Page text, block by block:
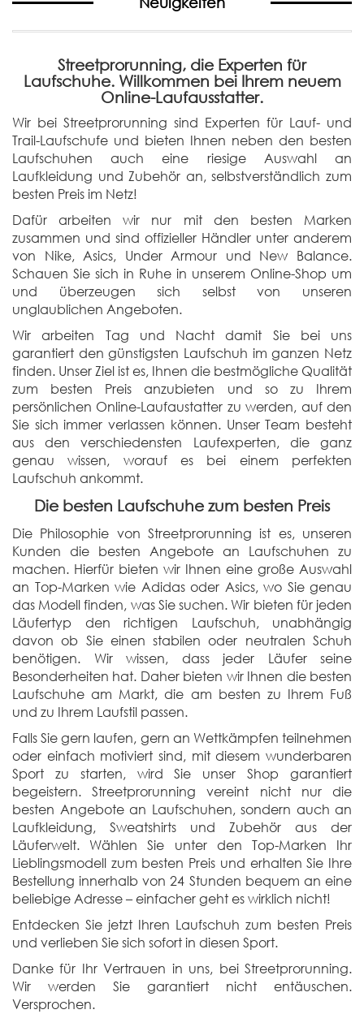
Streetprorunning, die Experten für
Laufschuhe. Willkommen bei Ihrem neuem
Online-Laufausstatter.
Wir bei Streetprorunning sind Experten für Lauf- und
Trail-Laufschufe und bieten Ihnen neben den besten
Laufschuhen auch eine riesige Auswahl an
Laufkleidung und Zubehör an, selbstverständlich zum
besten Preis im Netz!
Dafür arbeiten wir nur mit den besten Marken
zusammen und sind offizieller Händler unter anderem
von Nike, Asics, Under Armour und New Balance.
Schauen Sie sich in Ruhe in unserem Online-Shop um
und überzeugen sich selbst von unseren
unglaublichen Angeboten.
Wir arbeiten Tag und Nacht damit Sie bei uns
garantiert den günstigsten Laufschuh im ganzen Netz
finden. Unser Ziel ist es, Ihnen die bestmögliche Qualität
zum besten Preis anzubieten und so zu Ihrem
persönlichen Online-Laufaustatter zu werden, auf den
Sie sich immer verlassen können. Unser Team besteht
aus den verschiedensten Laufexperten, die ganz
genau wissen, worauf es bei einem perfekten
Laufschuh ankommt.
Die besten Laufschuhe zum besten Preis
Die Philosophie von Streetprorunning ist es, unseren
Kunden die besten Angebote an Laufschuhen zu
machen. Hierfür bieten wir Ihnen eine große Auswahl
an Top-Marken wie Adidas oder Asics, wo Sie genau
das Modell finden, was Sie suchen. Wir bieten für jeden
Läufertyp den richtigen Laufschuh, unabhängig
davon ob Sie einen stabilen oder neutralen Schuh
benötigen. Wir wissen, dass jeder Läufer seine
Besonderheiten hat. Daher bieten wir Ihnen die besten
Laufschuhe am Markt, die am besten zu Ihrem Fuß
und zu Ihrem Laufstil passen.
Falls Sie gern laufen, gern an Wettkämpfen teilnehmen
oder einfach motiviert sind, mit diesem wunderbaren
Sport zu starten, wird Sie unser Shop garantiert
begeistern. Streetprorunning vereint nicht nur die
besten Angebote an Laufschuhen, sondern auch an
Laufkleidung, Sweatshirts und Zubehör aus der
Läuferwelt. Wählen Sie unter den Top-Marken Ihr
Lieblingsmodell zum besten Preis und erhalten Sie Ihre
Bestellung innerhalb von 24 Stunden bequem an eine
beliebige Adresse – einfacher geht es wirklich nicht!
Entdecken Sie jetzt Ihren Laufschuh zum besten Preis
und verlieben Sie sich sofort in diesen Sport.
Danke für Ihr Vertrauen in uns, bei Streetprorunning.
Wir werden Sie garantiert nicht entäuschen.
Versprochen.